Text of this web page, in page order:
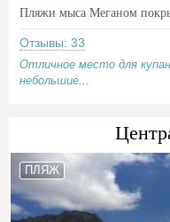
Пляжи мыса Меганом
Отзывы: 33
Отличное место для
небольшие...
ПЛЯЖ